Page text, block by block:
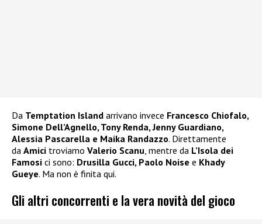
Da Temptation Island arrivano invece Francesco Chiofalo,
Simone Dell’Agnello, Tony Renda, Jenny Guardiano,
Alessia Pascarella e Maika Randazzo. Direttamente
da Amici troviamo Valerio Scanu, mentre da L’Isola dei
Famosi ci sono: Drusilla Gucci, Paolo Noise e Khady
Gueye. Ma non è finita qui.
Gli altri concorrenti e la vera novità del gioco